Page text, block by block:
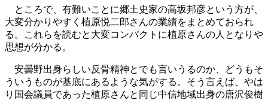
ところで、有難いことに郷土史家の高坂邦彦という方が、
大変分かりやすく植原悦二郎さんの業績をまとめておられ
る。これらを読むと大変コンパクトに植原さんの人となりや
思想が分かる。
安曇野出身らしい反骨精神とでも言いうるのか、どうもそ
ういうものが基底にあるような気がする。そう言えば、やは
り国会議員であった植原さんと同じ中信地域出身の唐沢俊樹